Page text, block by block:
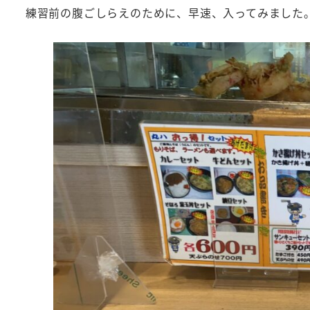
練習前の腹ごしらえのために、早速、入ってみました